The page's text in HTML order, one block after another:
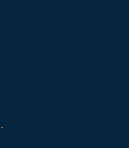
.